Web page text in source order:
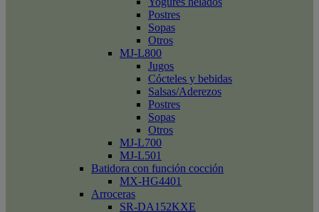
Postres
Sopas
Otros
MJ-L800
Jugos
Cócteles y bebidas
Salsas/Aderezos
Postres
Sopas
Otros
MJ-L700
MJ-L501
Batidora con función cocción
MX-HG4401
Arroceras
SR-DA152KXE